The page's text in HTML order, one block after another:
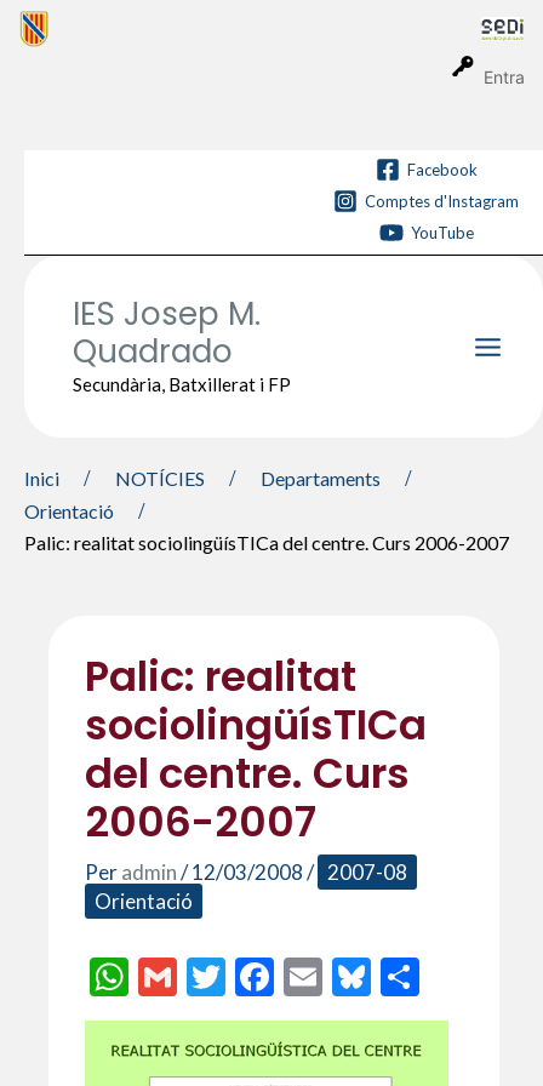
Entra
Vés
Facebook
Comptes d'Instagram
YouTube
IES Josep M.
Quadrado
Secundària, Batxillerat i FP
Inici NOTÍCIES
Departaments
Orientació
Palic: realitat sociolingüísTICa del centre. Curs 2006-2007
Palic: realitat
sociolingüísTICa
del centre. Curs
2006-2007
Peradmin/12/03/2008/ 2007-08
Orientació
W
h
at
G
m
ai
T
w
itt
F
ac
e
E
m
ai
Bl
u
es
o
m